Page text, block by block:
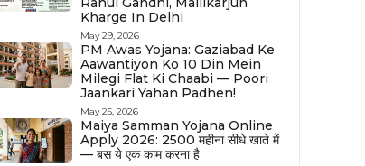
Kharge In Delhi
May 29, 2026
PM Awas Yojana: Gaziabad Ke
Aawantiyon Ko 10 Din Mein
Milegi Flat Ki Chaabi — Poori
Jaankari Yahan Padhen!
May 25, 2026
Maiya Samman Yojana Online
Apply 2026: ₹2500 महीना सीधे खाते में
— बस ये एक काम करना है